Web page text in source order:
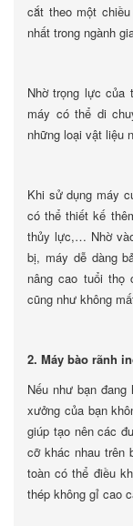
cắt theo một
nhất trong ngành
Nhờ trọng lực của
máy có thể di
những loại vật liệu
Khi sử dụng máy
có thể thiết kế
thủy lực,… Nhờ
bị, máy dễ dàng
nâng cao tuổi
cũng như không
2. Máy bào rãnh
Nếu như bạn
xưởng của bạn
giúp tạo nên các
cỡ khác nhau trên
toàn có thể điều
thép không gỉ cao